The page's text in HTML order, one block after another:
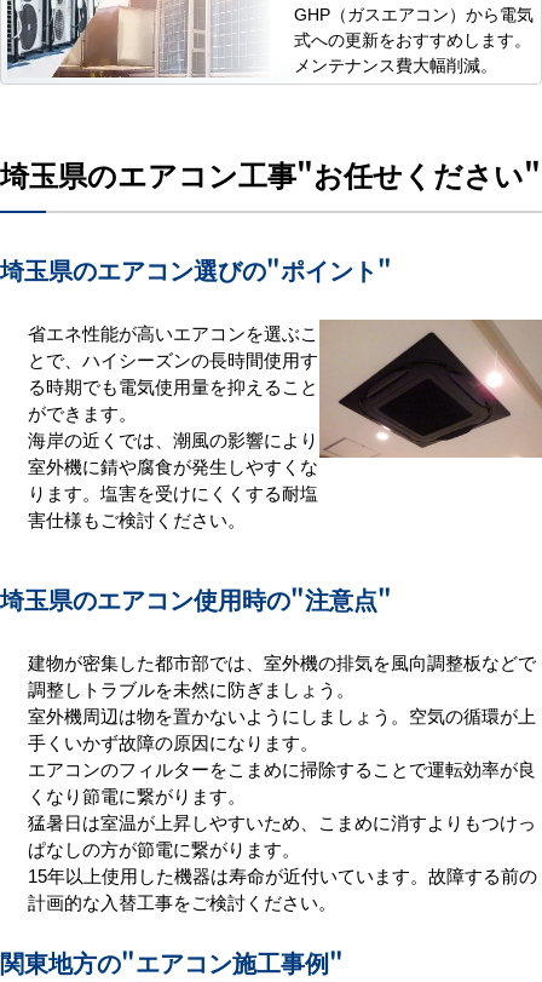
GHP（ガスエアコン）から電気
式への更新をおすすめします。
メンテナンス費大幅削減。
埼玉県のエアコン工事"お任せください"
埼玉県のエアコン選びの"ポイント"
省エネ性能が高いエアコンを選ぶこ
とで、ハイシーズンの長時間使用す
る時期でも電気使用量を抑えること
ができます。
海岸の近くでは、潮風の影響により
室外機に錆や腐食が発生しやすくな
ります。塩害を受けにくくする耐塩
害仕様もご検討ください。
埼玉県のエアコン使用時の"注意点"
建物が密集した都市部では、室外機の排気を風向調整板などで
調整しトラブルを未然に防ぎましょう。
室外機周辺は物を置かないようにしましょう。空気の循環が上
手くいかず故障の原因になります。
エアコンのフィルターをこまめに掃除することで運転効率が良
くなり節電に繋がります。
猛暑日は室温が上昇しやすいため、こまめに消すよりもつけっ
ぱなしの方が節電に繋がります。
15年以上使用した機器は寿命が近付いています。故障する前の
計画的な入替工事をご検討ください。
関東地方の"エアコン施工事例"